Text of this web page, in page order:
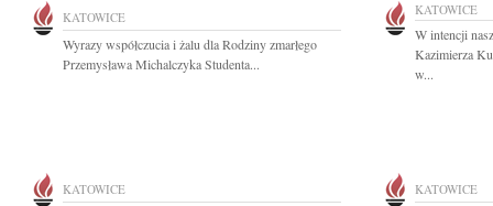
KATOWICE
Wyrazy współczucia i żalu dla Rodziny zmarłego
Przemysława Michalczyka Studenta...
KATOWICE
W intencji
Kazimierza
w...
KATOWICE KATOWICE